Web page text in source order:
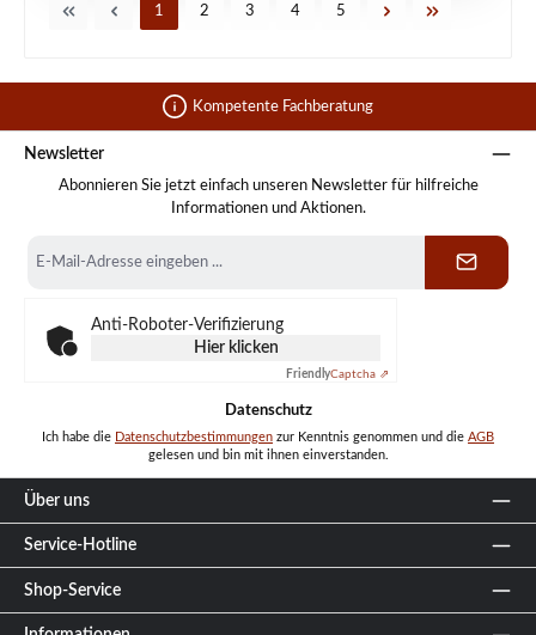
Seite
1 Seite
2 Seite
3 Seite
4 Seite
5
Kompetente Fachberatung
Newsletter
Abonnieren Sie jetzt einfach unseren Newsletter für hilfreiche
Informationen und Aktionen.
Mail-
Anti-Roboter-Verifizierung
Hier klicken
FriendlyCaptcha ⇗
Datenschutz
Ich habe die Datenschutzbestimmungen zur Kenntnis genommen und die AGB
gelesen und bin mit ihnen einverstanden.
Über uns
Service-Hotline
Shop-Service